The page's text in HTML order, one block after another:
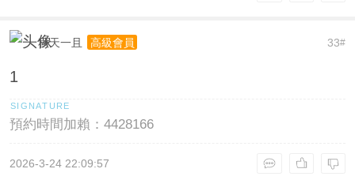
33#
秋天一且 高級會員
1
預約時間加賴：4428166
2026-3-24 22:09:57